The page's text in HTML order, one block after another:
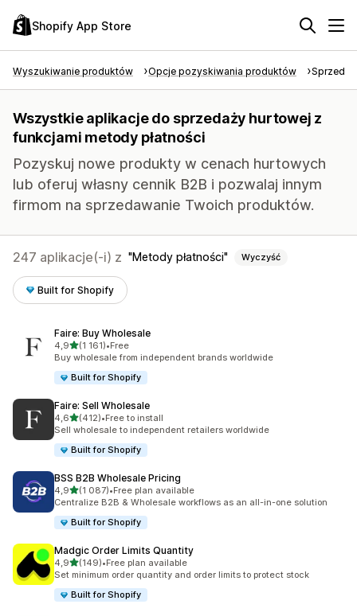
Shopify App Store
Wyszukiwanie produktów Opcje pozyskiwania produktów
Wszystkie aplikacje do sprzedaży hurtowej z
funkcjami metody płatności
Pozyskuj nowe produkty w cenach hurtowych
lub oferuj własny cennik B2B i pozwalaj innym
firmom na sprzedawanie Twoich produktów.
247 aplikacje(-i) z Metody płatności Wyczyść
Built for Shopify
Faire: Buy Wholesale
4,9na 5 gwiazdek
(1 161)
Łączna liczba recenzji: 1161
•Free
Buy wholesale from independent brands worldwide
Built for Shopify
Faire: Sell Wholesale
4,6na 5 gwiazdek
(412)
Łączna liczba recenzji: 412
•Free to install
Sell wholesale to independent retailers worldwide
Built for Shopify
BSS B2B Wholesale Pricing
4,9na 5 gwiazdek
(1 087)
Łączna liczba recenzji: 1087
•Free plan available
Centralize B2B & Wholesale workflows as an all-in-one solution
Built for Shopify
Madgic Order Limits Quantity
4,9na 5 gwiazdek
(149)
Łączna liczba recenzji: 149
•Free plan available
Set minimum order quantity and order limits to protect stock
Built for Shopify